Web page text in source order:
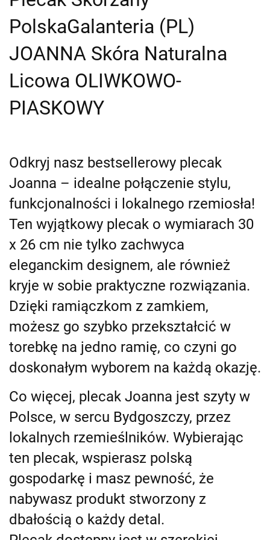
PolskaGalanteria (PL)
JOANNA Skóra Naturalna
Licowa OLIWKOWO-
PIASKOWY
Odkryj nasz bestsellerowy plecak
Joanna – idealne połączenie stylu,
funkcjonalności i lokalnego rzemiosła!
Ten wyjątkowy plecak o wymiarach 30
x 26 cm nie tylko zachwyca
eleganckim designem, ale również
kryje w sobie praktyczne rozwiązania.
Dzięki ramiączkom z zamkiem,
możesz go szybko przekształcić w
torebkę na jedno ramię, co czyni go
doskonałym wyborem na każdą okazję.
Co więcej, plecak Joanna jest szyty w
Polsce, w sercu Bydgoszczy, przez
lokalnych rzemieślników. Wybierając
ten plecak, wspierasz polską
gospodarkę i masz pewność, że
nabywasz produkt stworzony z
dbałością o każdy detal.